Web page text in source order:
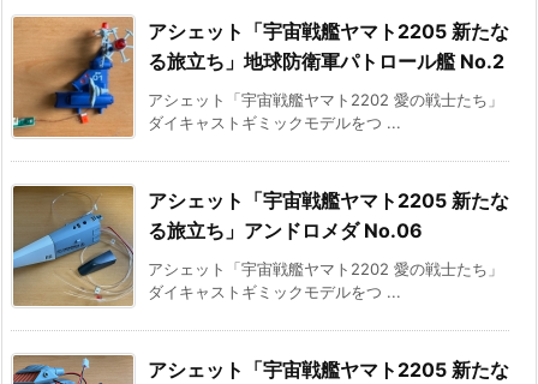
アシェット「宇宙戦艦ヤマト2205 新たな
る旅立ち」地球防衛軍パトロール艦 No.2
アシェット「宇宙戦艦ヤマト2202 愛の戦士たち」
ダイキャストギミックモデルをつ ...
アシェット「宇宙戦艦ヤマト2205 新たな
る旅立ち」アンドロメダ No.06
アシェット「宇宙戦艦ヤマト2202 愛の戦士たち」
ダイキャストギミックモデルをつ ...
アシェット「宇宙戦艦ヤマト2205 新たな